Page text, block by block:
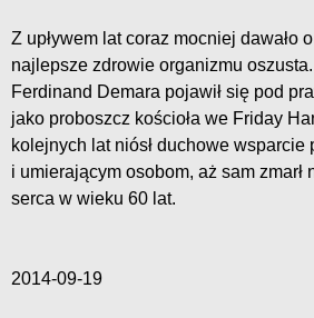
Z upływem lat coraz mocniej dawało
najlepsze zdrowie organizmu
Ferdinand Demara pojawił się pod
jako proboszcz kościoła we Friday
kolejnych lat niósł duchowe wsparcie
i umierającym osobom, aż sam zmarł
serca w wieku 60 lat.
2014-09-19